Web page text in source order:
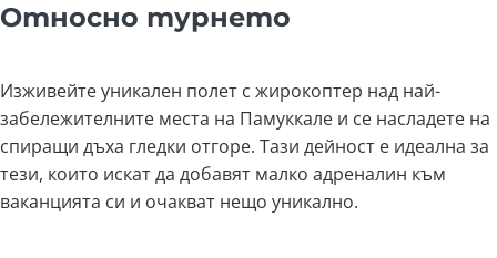
Относно турнето
Изживейте уникален полет с жирокоптер над най-
забележителните места на Памуккале и се насладете на
спиращи дъха гледки отгоре. Тази дейност е идеална за
тези, които искат да добавят малко адреналин към
ваканцията си и очакват нещо уникално.